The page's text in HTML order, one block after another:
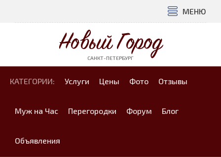
МЕНЮ
Новый Город
САНКТ-ПЕТЕРБУРГ
КАТЕГОРИИ: Услуги Цены Фото Отзывы
Муж на Час Перегородки Форум Блог
Объявления